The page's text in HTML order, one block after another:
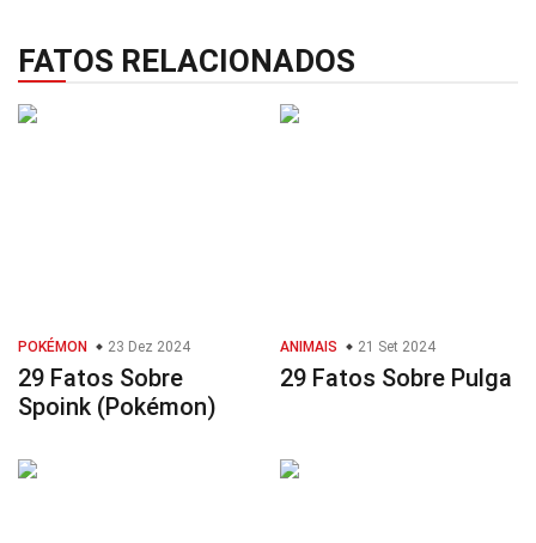
FATOS RELACIONADOS
POKÉMON 23 Dez 2024
29 Fatos Sobre
Spoink (Pokémon)
ANIMAIS 21 Set 2024
29 Fatos Sobre Pulga